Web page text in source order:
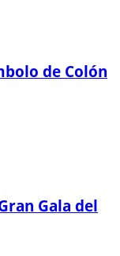
de Colón
Gala del